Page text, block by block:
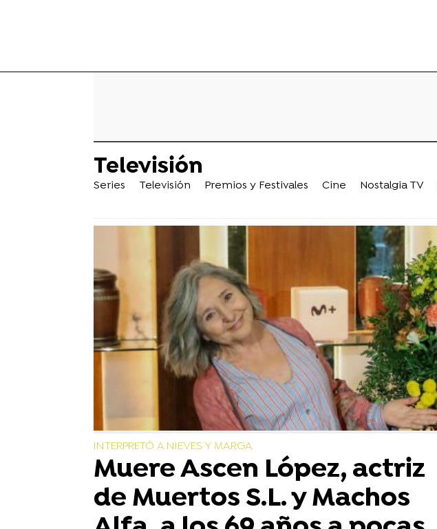
Televisión
Series Televisión Premios y Festivales Cine Nostalgia TV
INTERPRETÓ A NIEVES Y MARGA
Muere Ascen López, actriz
de Muertos S.L. y Machos